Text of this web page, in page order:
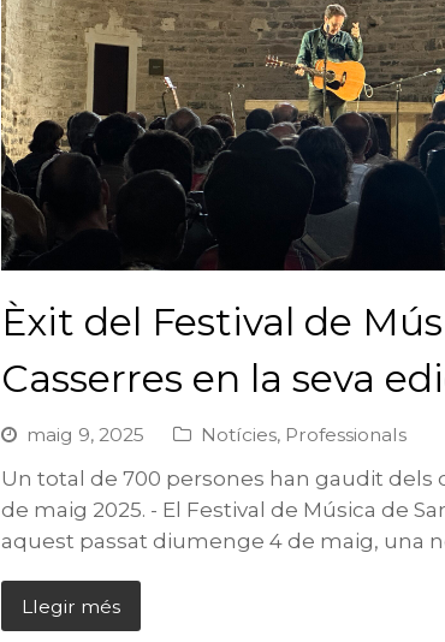
Èxit del Festival de
Casserres en la seva
maig 9, 2025 Notícies, Professionals
Un total de 700 persones han gaudit dels
de maig 2025. - El Festival de Música de
aquest passat diumenge 4 de maig, una
Llegir més